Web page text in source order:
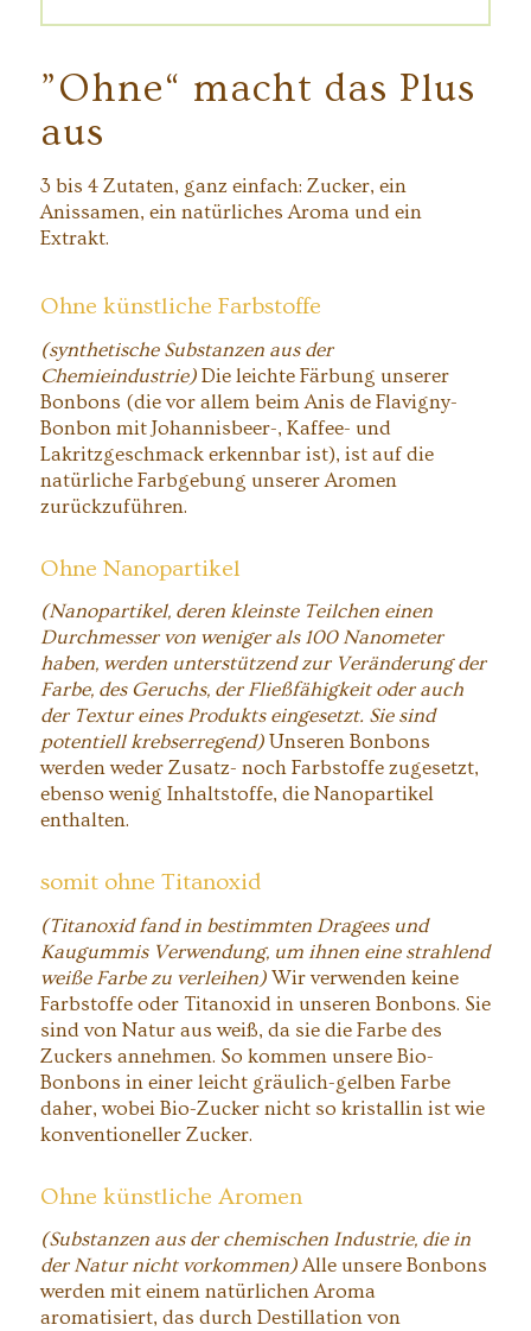
”Ohne“ macht das Plus
aus
3 bis 4 Zutaten, ganz einfach: Zucker, ein
Anissamen, ein natürliches Aroma und ein
Extrakt.
Ohne künstliche Farbstoffe
(synthetische Substanzen aus der
Chemieindustrie)Die leichte Färbung unserer
Bonbons (die vor allem beim Anis de Flavigny-
Bonbon mit Johannisbeer-, Kaffee- und
Lakritzgeschmack erkennbar ist), ist auf die
natürliche Farbgebung unserer Aromen
zurückzuführen.
Ohne Nanopartikel
(Nanopartikel, deren kleinste Teilchen einen
Durchmesser von weniger als 100 Nanometer
haben, werden unterstützend zur Veränderung der
Farbe, des Geruchs, der Fließfähigkeit oder auch
der Textur eines Produkts eingesetzt. Sie sind
potentiell krebserregend)Unseren Bonbons
werden weder Zusatz- noch Farbstoffe zugesetzt,
ebenso wenig Inhaltstoffe, die Nanopartikel
enthalten.
somit ohne Titanoxid
(Titanoxid fand in bestimmten Dragees und
Kaugummis Verwendung, um ihnen eine strahlend
weiße Farbe zu verleihen)Wir verwenden keine
Farbstoffe oder Titanoxid in unseren Bonbons. Sie
sind von Natur aus weiß, da sie die Farbe des
Zuckers annehmen. So kommen unsere Bio-
Bonbons in einer leicht gräulich-gelben Farbe
daher, wobei Bio-Zucker nicht so kristallin ist wie
konventioneller Zucker.
Ohne künstliche Aromen
(Substanzen aus der chemischen Industrie, die in
der Natur nicht vorkommen)Alle unsere Bonbons
werden mit einem natürlichen Aroma
aromatisiert, das durch Destillation von